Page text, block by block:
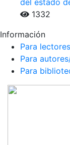
1332
Información
Para
Para
Para